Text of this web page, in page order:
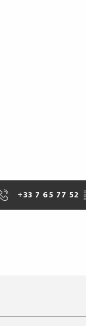
+33 7 65 77 52